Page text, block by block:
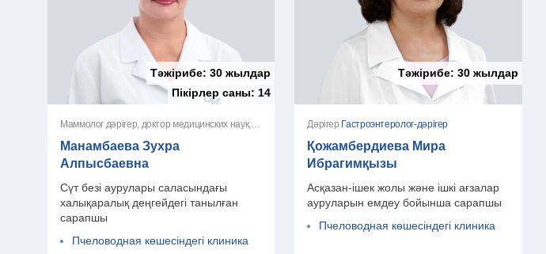
Тәжірибе:30 жылдар
Пікірлер саны: 14
Манамбаева Зухра
Алпысбаевна
Сүт безі аурулары саласындағы
халықаралық деңгейдегі танылған
сарапшы
Пчеловодная көшесіндегі клиника
Тәжірибе: 30 жылдар
Дәрігер Гастроэнтеролог-дәрігер
Қожамбердиева Мира
Ибрагимқызы
Асқазан-ішек жолы және ішкі ағзалар
ауруларын емдеу бойынша сарапшы
Пчеловодная көшесіндегі клиника